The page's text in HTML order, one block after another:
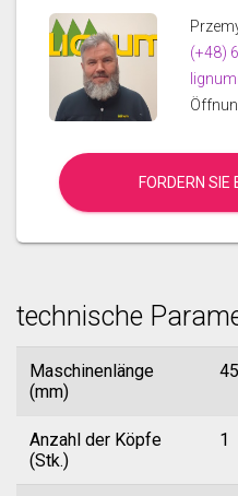
(+48)
FORDERN SIE
technische
Maschinenlänge
(mm)
Anzahl der Köpfe
(Stk.)
1